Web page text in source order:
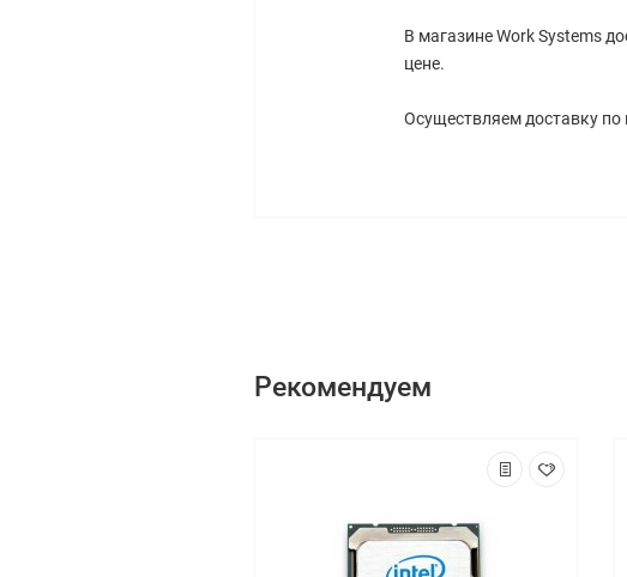
В магазине Work Systems
цене.
Осуществляем доставку по
Рекомендуем